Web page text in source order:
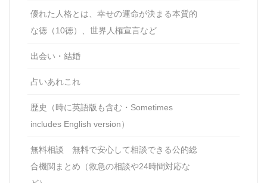
優れた人格とは、幸せの運命が決まる本質的
な徳（10徳）、世界人権宣言など
出会い・結婚
占いあれこれ
歴史（時に英語版も含む・Sometimes
includes English version）
無料相談 無料で安心して相談できる公的総
合機関まとめ（救急の相談や24時間対応な